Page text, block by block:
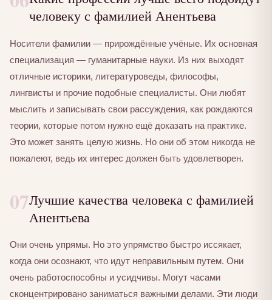
человеку с фамилией Анентьева
Носители фамилии — прирождённые учёные. Их основная
специализация — гуманитарные науки. Из них выходят
отличные историки, литературоведы, философы,
лингвисты и прочие подобные специалисты. Они любят
мыслить и записывать свои рассуждения, как рождаются
теории, которые потом нужно ещё доказать на практике.
Это может занять целую жизнь. Но они об этом никогда не
пожалеют, ведь их интерес должен быть удовлетворен.
07Лучшие качества человека с фамилией
Анентьева
Они очень упрямы. Но это упрямство быстро иссякает,
когда они осознают, что идут неправильным путем. Они
очень работоспособны и усидчивы. Могут часами
сконцентрировано заниматься важными делами. Эти люди